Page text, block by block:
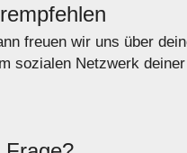
freuen wir uns über
sozialen Netzwerk